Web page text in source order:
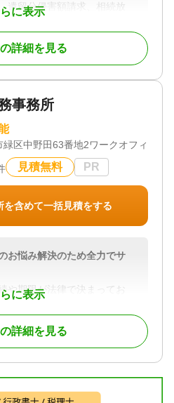
に表示
遺留分侵害額請求、相続放
る幅広い問題に対応してい
立後に必要となる手続きに
だきますので、是非ご相談
県、千葉県、茨城県、群馬
府県も応相談
続き / 戸籍収集 / 相続人調査
談）
詳細を見る
事務所
緑区中野田63番地2ワークオフィス
見積無料 PR
を含めて一括見積をする
に表示
お悩み解決のため全力でサ
や期限が法律で決まってお
たるなど複雑な面もござい
でも解消できるよう、弊所
応を心がけております。
詳細を見る